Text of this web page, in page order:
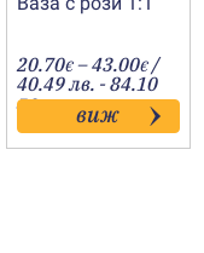
20.70€ –43.00€Price
range:
20.70€
through
43.00€
/
40.49 лв. - 84.10
лв. виж